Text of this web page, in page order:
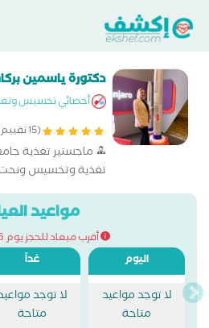
دكتورة ياسمين
أخصائي تخسيس
(15 تقييم)
ماجستير تغذية
تغذية وتخسيس ونحت
جميع اجهزه نحت
تذويب وشد الدهون
مواعيد
أقرب ميعاد للحجز يوم 2026-08-13
اليوم
لا توجد مواعيد
متاحة
غداً
لا توجد
متاحة